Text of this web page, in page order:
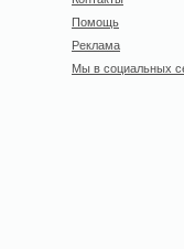
Помощь
Реклама
Мы в социальных